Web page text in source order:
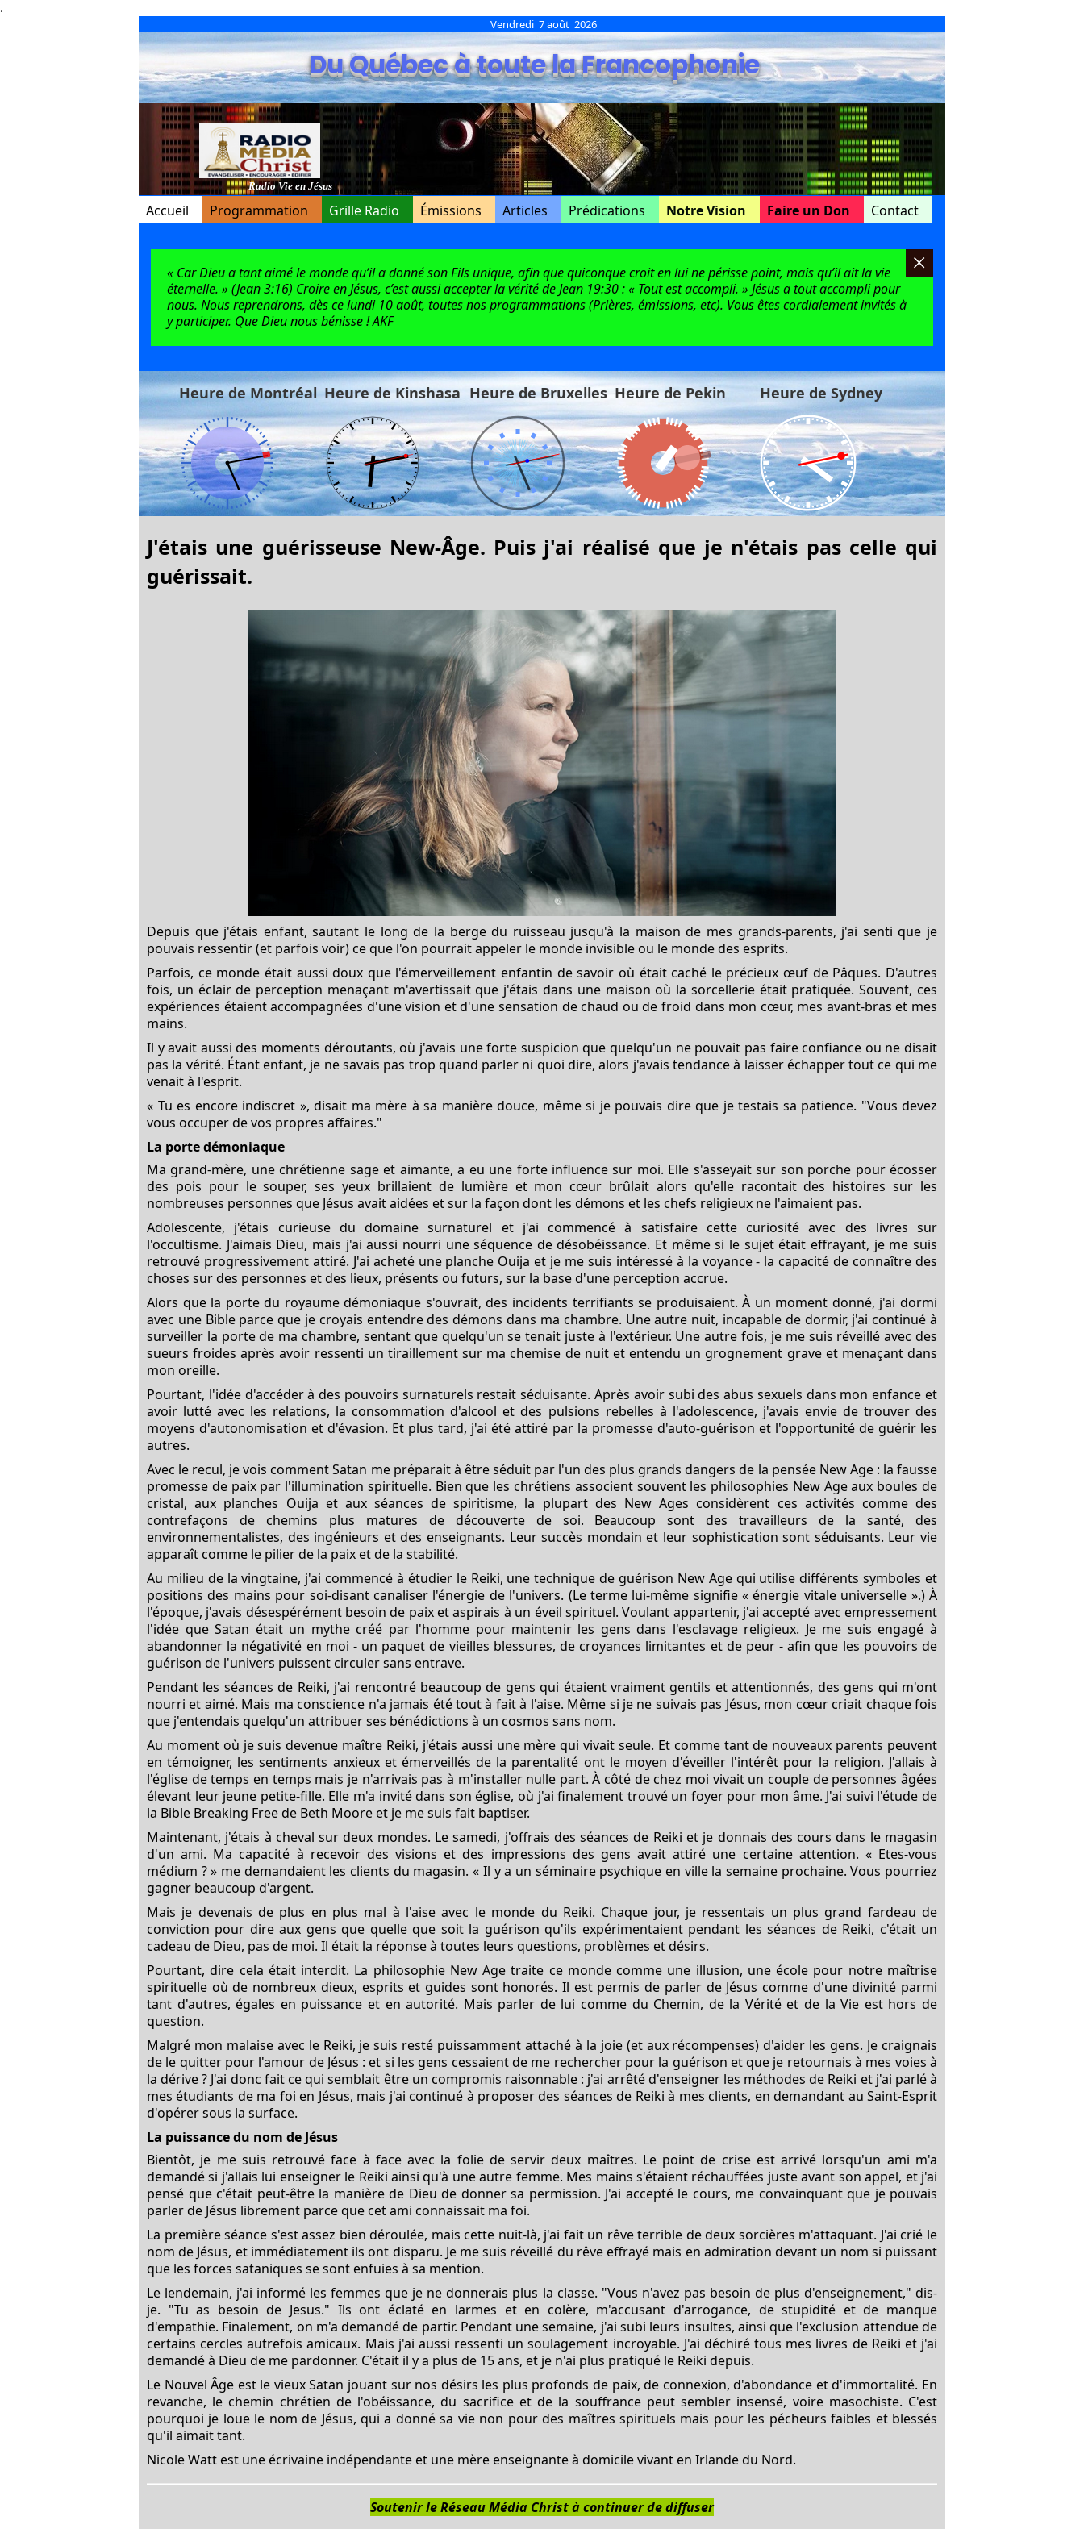
.
Vendredi 7 août 2026
Du Québec à toute la Francophonie
Radio Vie en Jésus
Accueil Programmation Grille Radio Émissions Articles Prédications Notre Vision Faire un Don Contact
« Car Dieu a tant aimé le monde qu’il a donné son Fils unique, afin que quiconque croit en lui ne périsse point, mais qu’il ait la vie
éternelle. » (Jean 3:16) Croire en Jésus, c’est aussi accepter la vérité de Jean 19:30 : « Tout est accompli. » Jésus a tout accompli pour
nous. Nous reprendrons, dès ce lundi 10 août, toutes nos programmations (Prières, émissions, etc). Vous êtes cordialement invités à
y participer. Que Dieu nous bénisse ! AKF
Heure de Montréal Heure de Kinshasa Heure de Bruxelles Heure de Pekin Heure de Sydney
J'étais une guérisseuse New-Âge. Puis j'ai réalisé que je n'étais pas celle qui
guérissait.
Depuis que j'étais enfant, sautant le long de la berge du ruisseau jusqu'à la maison de mes grands-parents, j'ai senti que je
pouvais ressentir (et parfois voir) ce que l'on pourrait appeler le monde invisible ou le monde des esprits.
Parfois, ce monde était aussi doux que l'émerveillement enfantin de savoir où était caché le précieux œuf de Pâques. D'autres
fois, un éclair de perception menaçant m'avertissait que j'étais dans une maison où la sorcellerie était pratiquée. Souvent, ces
expériences étaient accompagnées d'une vision et d'une sensation de chaud ou de froid dans mon cœur, mes avant-bras et mes
mains.
Il y avait aussi des moments déroutants, où j'avais une forte suspicion que quelqu'un ne pouvait pas faire confiance ou ne disait
pas la vérité. Étant enfant, je ne savais pas trop quand parler ni quoi dire, alors j'avais tendance à laisser échapper tout ce qui me
venait à l'esprit.
« Tu es encore indiscret », disait ma mère à sa manière douce, même si je pouvais dire que je testais sa patience. "Vous devez
vous occuper de vos propres affaires."
La porte démoniaque
Ma grand-mère, une chrétienne sage et aimante, a eu une forte influence sur moi. Elle s'asseyait sur son porche pour écosser
des pois pour le souper, ses yeux brillaient de lumière et mon cœur brûlait alors qu'elle racontait des histoires sur les
nombreuses personnes que Jésus avait aidées et sur la façon dont les démons et les chefs religieux ne l'aimaient pas.
Adolescente, j'étais curieuse du domaine surnaturel et j'ai commencé à satisfaire cette curiosité avec des livres sur
l'occultisme. J'aimais Dieu, mais j'ai aussi nourri une séquence de désobéissance. Et même si le sujet était effrayant, je me suis
retrouvé progressivement attiré. J'ai acheté une planche Ouija et je me suis intéressé à la voyance - la capacité de connaître des
choses sur des personnes et des lieux, présents ou futurs, sur la base d'une perception accrue.
Alors que la porte du royaume démoniaque s'ouvrait, des incidents terrifiants se produisaient. À un moment donné, j'ai dormi
avec une Bible parce que je croyais entendre des démons dans ma chambre. Une autre nuit, incapable de dormir, j'ai continué à
surveiller la porte de ma chambre, sentant que quelqu'un se tenait juste à l'extérieur. Une autre fois, je me suis réveillé avec des
sueurs froides après avoir ressenti un tiraillement sur ma chemise de nuit et entendu un grognement grave et menaçant dans
mon oreille.
Pourtant, l'idée d'accéder à des pouvoirs surnaturels restait séduisante. Après avoir subi des abus sexuels dans mon enfance et
avoir lutté avec les relations, la consommation d'alcool et des pulsions rebelles à l'adolescence, j'avais envie de trouver des
moyens d'autonomisation et d'évasion. Et plus tard, j'ai été attiré par la promesse d'auto-guérison et l'opportunité de guérir les
autres.
Avec le recul, je vois comment Satan me préparait à être séduit par l'un des plus grands dangers de la pensée New Age : la fausse
promesse de paix par l'illumination spirituelle. Bien que les chrétiens associent souvent les philosophies New Age aux boules de
cristal, aux planches Ouija et aux séances de spiritisme, la plupart des New Ages considèrent ces activités comme des
contrefaçons de chemins plus matures de découverte de soi. Beaucoup sont des travailleurs de la santé, des
environnementalistes, des ingénieurs et des enseignants. Leur succès mondain et leur sophistication sont séduisants. Leur vie
apparaît comme le pilier de la paix et de la stabilité.
Au milieu de la vingtaine, j'ai commencé à étudier le Reiki, une technique de guérison New Age qui utilise différents symboles et
positions des mains pour soi-disant canaliser l'énergie de l'univers. (Le terme lui-même signifie « énergie vitale universelle ».) À
l'époque, j'avais désespérément besoin de paix et aspirais à un éveil spirituel. Voulant appartenir, j'ai accepté avec empressement
l'idée que Satan était un mythe créé par l'homme pour maintenir les gens dans l'esclavage religieux. Je me suis engagé à
abandonner la négativité en moi - un paquet de vieilles blessures, de croyances limitantes et de peur - afin que les pouvoirs de
guérison de l'univers puissent circuler sans entrave.
Pendant les séances de Reiki, j'ai rencontré beaucoup de gens qui étaient vraiment gentils et attentionnés, des gens qui m'ont
nourri et aimé. Mais ma conscience n'a jamais été tout à fait à l'aise. Même si je ne suivais pas Jésus, mon cœur criait chaque fois
que j'entendais quelqu'un attribuer ses bénédictions à un cosmos sans nom.
Au moment où je suis devenue maître Reiki, j'étais aussi une mère qui vivait seule. Et comme tant de nouveaux parents peuvent
en témoigner, les sentiments anxieux et émerveillés de la parentalité ont le moyen d'éveiller l'intérêt pour la religion. J'allais à
l'église de temps en temps mais je n'arrivais pas à m'installer nulle part. À côté de chez moi vivait un couple de personnes âgées
élevant leur jeune petite-fille. Elle m'a invité dans son église, où j'ai finalement trouvé un foyer pour mon âme. J'ai suivi l'étude de
la Bible Breaking Free de Beth Moore et je me suis fait baptiser.
Maintenant, j'étais à cheval sur deux mondes. Le samedi, j'offrais des séances de Reiki et je donnais des cours dans le magasin
d'un ami. Ma capacité à recevoir des visions et des impressions des gens avait attiré une certaine attention. « Etes-vous
médium ? » me demandaient les clients du magasin. « Il y a un séminaire psychique en ville la semaine prochaine. Vous pourriez
gagner beaucoup d'argent.
Mais je devenais de plus en plus mal à l'aise avec le monde du Reiki. Chaque jour, je ressentais un plus grand fardeau de
conviction pour dire aux gens que quelle que soit la guérison qu'ils expérimentaient pendant les séances de Reiki, c'était un
cadeau de Dieu, pas de moi. Il était la réponse à toutes leurs questions, problèmes et désirs.
Pourtant, dire cela était interdit. La philosophie New Age traite ce monde comme une illusion, une école pour notre maîtrise
spirituelle où de nombreux dieux, esprits et guides sont honorés. Il est permis de parler de Jésus comme d'une divinité parmi
tant d'autres, égales en puissance et en autorité. Mais parler de lui comme du Chemin, de la Vérité et de la Vie est hors de
question.
Malgré mon malaise avec le Reiki, je suis resté puissamment attaché à la joie (et aux récompenses) d'aider les gens. Je craignais
de le quitter pour l'amour de Jésus : et si les gens cessaient de me rechercher pour la guérison et que je retournais à mes voies à
la dérive ? J'ai donc fait ce qui semblait être un compromis raisonnable : j'ai arrêté d'enseigner les méthodes de Reiki et j'ai parlé à
mes étudiants de ma foi en Jésus, mais j'ai continué à proposer des séances de Reiki à mes clients, en demandant au Saint-Esprit
d'opérer sous la surface.
La puissance du nom de Jésus
Bientôt, je me suis retrouvé face à face avec la folie de servir deux maîtres. Le point de crise est arrivé lorsqu'un ami m'a
demandé si j'allais lui enseigner le Reiki ainsi qu'à une autre femme. Mes mains s'étaient réchauffées juste avant son appel, et j'ai
pensé que c'était peut-être la manière de Dieu de donner sa permission. J'ai accepté le cours, me convainquant que je pouvais
parler de Jésus librement parce que cet ami connaissait ma foi.
La première séance s'est assez bien déroulée, mais cette nuit-là, j'ai fait un rêve terrible de deux sorcières m'attaquant. J'ai crié le
nom de Jésus, et immédiatement ils ont disparu. Je me suis réveillé du rêve effrayé mais en admiration devant un nom si puissant
que les forces sataniques se sont enfuies à sa mention.
Le lendemain, j'ai informé les femmes que je ne donnerais plus la classe. "Vous n'avez pas besoin de plus d'enseignement," dis-
je. "Tu as besoin de Jesus." Ils ont éclaté en larmes et en colère, m'accusant d'arrogance, de stupidité et de manque
d'empathie. Finalement, on m'a demandé de partir. Pendant une semaine, j'ai subi leurs insultes, ainsi que l'exclusion attendue de
certains cercles autrefois amicaux. Mais j'ai aussi ressenti un soulagement incroyable. J'ai déchiré tous mes livres de Reiki et j'ai
demandé à Dieu de me pardonner. C'était il y a plus de 15 ans, et je n'ai plus pratiqué le Reiki depuis.
Le Nouvel Âge est le vieux Satan jouant sur nos désirs les plus profonds de paix, de connexion, d'abondance et d'immortalité. En
revanche, le chemin chrétien de l'obéissance, du sacrifice et de la souffrance peut sembler insensé, voire masochiste. C'est
pourquoi je loue le nom de Jésus, qui a donné sa vie non pour des maîtres spirituels mais pour les pécheurs faibles et blessés
qu'il aimait tant.
Nicole Watt est une écrivaine indépendante et une mère enseignante à domicile vivant en Irlande du Nord.
Soutenir le Réseau Média Christ à continuer de diffuser